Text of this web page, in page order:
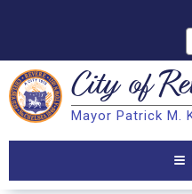
Search City of
Mayor Patrick M.